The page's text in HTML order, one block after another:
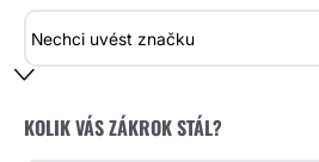
KOLIK VÁS ZÁKROK STÁL?